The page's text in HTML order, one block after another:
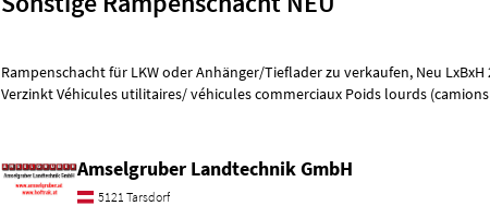
Rampenschacht für LKW oder Anhänger/Tieflader zu verkaufen, Neu LxBxH 250x100x30 cm
Verzinkt Véhicules utilitaires/ véhicules commerciaux Poids lourds (camions
Amselgruber Landtechnik GmbH
5121 Tarsdorf